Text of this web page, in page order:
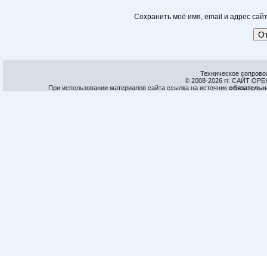
Сохранить моё имя, email и адрес
Техническое
© 2008-2026 гг. САЙТ
При использовании материалов сайта ссылка на источник